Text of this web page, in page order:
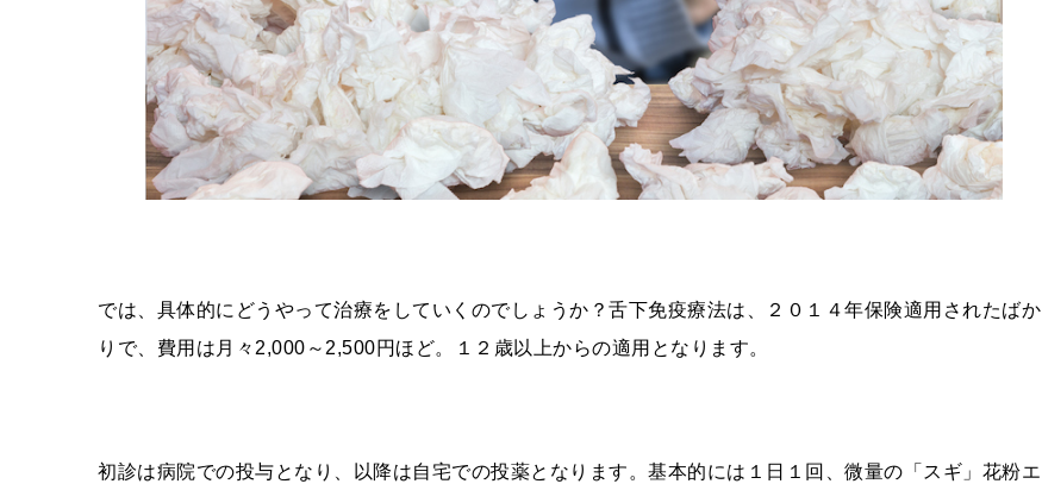
では、具体的にどうやって治療をしていくのでしょうか？舌下免疫療法は、２０１４年保険適用されたばか
りで、費用は月々2,000 ～2,500円ほど。１２歳以上からの適用となります。
初診は病院での投与となり、以降は自宅での投薬となります。基本的には１日１回、微量の「スギ」花粉エ